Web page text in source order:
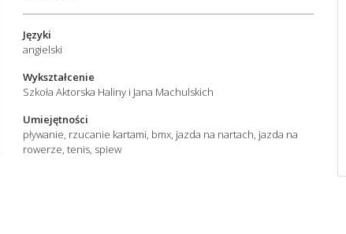
Języki
angielski
Wykształcenie
Szkoła Aktorska Haliny i Jana Machulskich
Umiejętności
pływanie, rzucanie kartami, bmx, jazda na nartach, jazda na
rowerze, tenis, spiew